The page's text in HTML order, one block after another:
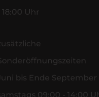
18:00 Uhr
bis Ende September
09:00 - 14:00